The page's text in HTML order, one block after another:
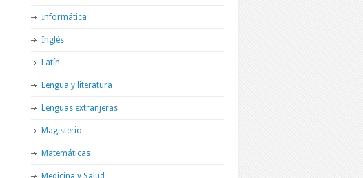
Informática
Inglés
Latín
Lengua y literatura
Lenguas extranjeras
Magisterio
Matemáticas
Medicina y Salud